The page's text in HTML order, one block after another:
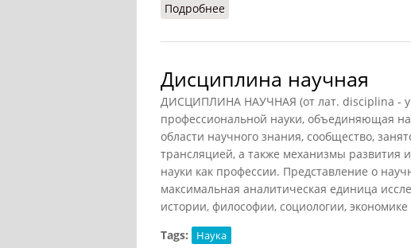
Подробнее
Дисциплина научная
ДИСЦИПЛИНА НАУЧНАЯ (от лат. disciplina -
профессиональной науки, объединяющая
области научного знания, сообщество,
трансляцией, а также механизмы развития
науки как профессии. Представление о
максимальная аналитическая единица
истории, философии, социологии,
Tags:
Наука